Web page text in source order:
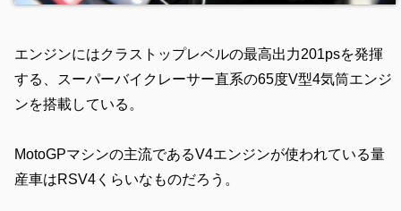
エンジンにはクラストップレベルの最高出力201psを発揮
する、スーパーバイクレーサー直系の65度V型4気筒エンジ
ンを搭載している。
MotoGPマシンの主流であるV4エンジンが使われている量
産車はRSV4くらいなものだろう。